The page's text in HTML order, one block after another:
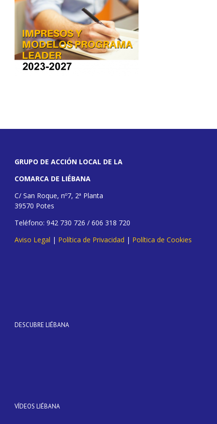
GRUPO DE ACCIÓN LOCAL DE LA
COMARCA DE LIÉBANA
C/ San Roque, nº7, 2ª Planta
39570 Potes
Teléfono: 942 730 726 / 606 318 720
Aviso Legal | Política de Privacidad | Política de Cookies
DESCUBRE LIÉBANA
VÍDEOS LIÉBANA